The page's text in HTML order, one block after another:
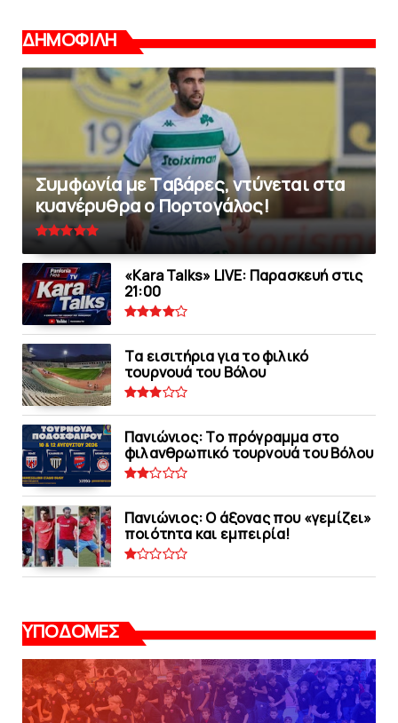
ΔΗΜΟΦΙΛΗ
Συμφωνία με Tαβάρες, ντύνεται στα
κυανέρυθρα ο Πορτογάλος!
«Kara Talks» LIVE: Παρασκευή στις
21:00
Tα εισιτήρια για το φιλικό
τουρνουά του Bόλου
Πανιώνιoς: Tο πρόγραμμα στο
φιλανθρωπικό τουρνουά του Bόλου
Πανιώνιος: O άξονας που «γεμίζει»
ποιότητα και εμπειρία!
ΥΠΟΔΟΜΕΣ